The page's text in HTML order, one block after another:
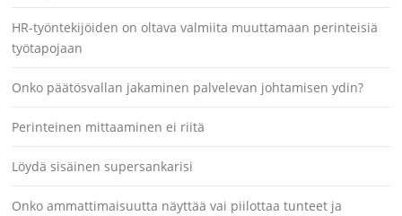
HR-työntekijöiden on oltava valmiita muuttamaan perinteisiä
työtapojaan
Onko päätösvallan jakaminen palvelevan johtamisen ydin?
Perinteinen mittaaminen ei riitä
Löydä sisäinen supersankarisi
Onko ammattimaisuutta näyttää vai piilottaa tunteet ja